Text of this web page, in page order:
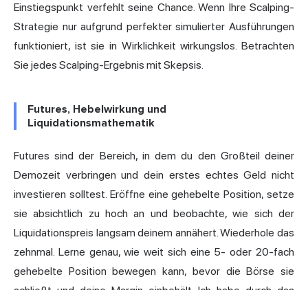
Einstiegspunkt verfehlt seine Chance. Wenn Ihre Scalping-
Strategie nur aufgrund perfekter simulierter Ausführungen
funktioniert, ist sie in Wirklichkeit wirkungslos. Betrachten
Sie jedes Scalping-Ergebnis mit Skepsis.
Futures, Hebelwirkung und
Liquidationsmathematik
Futures sind der Bereich, in dem du den Großteil deiner
Demozeit verbringen und dein erstes echtes Geld nicht
investieren solltest. Eröffne eine gehebelte Position, setze
sie absichtlich zu hoch an und beobachte, wie sich der
Liquidationspreis langsam deinem annähert. Wiederhole das
zehnmal. Lerne genau, wie weit sich eine 5- oder 20-fach
gehebelte Position bewegen kann, bevor die Börse sie